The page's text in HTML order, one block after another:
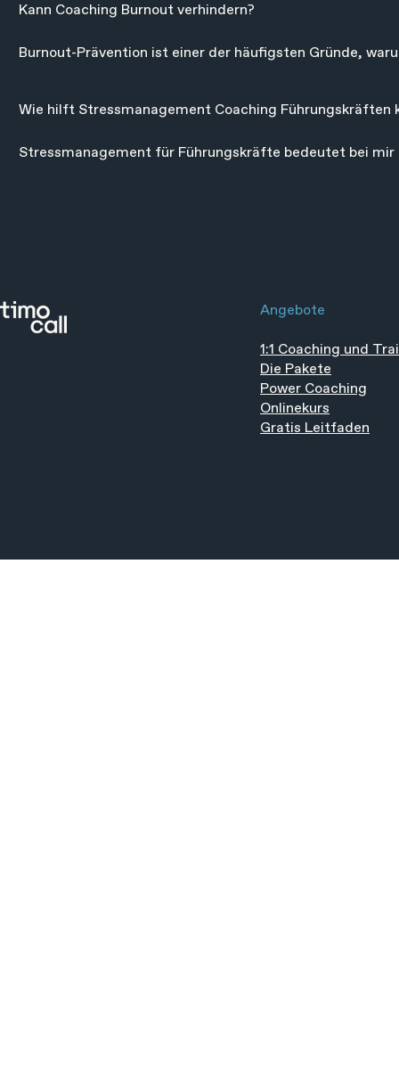
sondern bis auf die biologische Ebene.
Kann Coaching Burnout verhindern?
Burnout-Prävention ist einer der häufigsten Gründe,
Strategien.
Wie hilft Stressmanagement Coaching Führungskräften
Stressmanagement für Führungskräfte bedeutet bei
Angebote
1:1 Coaching und
Die Pakete
Power Coaching
Onlinekurs
Gratis Leitfaden